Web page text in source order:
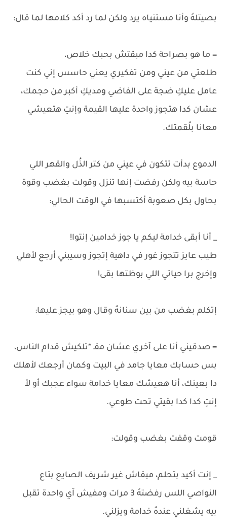
بصيتلهُ وأنا مستنياه يرد ولكن لما رد أكد كلامها لما قال:
= ما هو بصراحة كدا مبقتش بحبك خلاص،
طلعتي من عيني ومن تفكيري يعني حاسس إني كنت
عامل عليكِ ضجة على الفاضي ومديكِ أكبر من حجمك،
عشان كدا هتجوز واحدة عليها القيمة وإنتِ هتعيشي
معانا بلُقمتك.
الدموع بدأت تتكون في عيني من كتر الذُل والقهر اللي
حاسة بيه ولكن رفضت إنها تنزل وقولت بغضب وقوة
بحاول بكل صعوبة أكتسبها في الوقت الحالي:
_ أنا أبقى خدامة ليكم يا جوز خدامين إنتوا!
طيب عايز تتجوز غور في داهية إتجوز وسيبني أرجع لأهلي
وإخرج برا حياتي اللي بوظتها بقى!
إتكلم بغضب من بين سنانهُ وقال وهو بيجز عليها:
= صدقيني أنا على آخري عشان مقـ *تلكيش قدام الناس،
بس حسابك معايا جامد في البيت وكمان أرجعك لأهلك
دا بعينك، أنا هعيشك معايا خدامة سواء عجبك أو لأ
إنتِ كدا كدا بقيتي تحت طوعي.
قومت وقفت بغضب وقولت:
_ إنت أكيد بتحلم، مبقاش غير شريف الصايع بتاع
النواصي اللس رفضتهُ 3 مرات ومفيش آي واحدة تقبل
بيه يشغلني عندهُ خدامة ويزلني.